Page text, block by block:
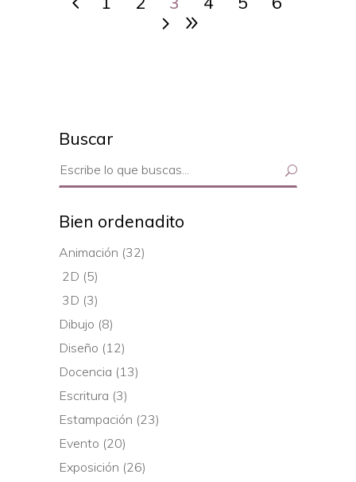
Buscar
Search
for:
Bien ordenadito
Animación (32)
2D (5)
3D (3)
Dibujo (8)
Diseño (12)
Docencia (13)
Escritura (3)
Estampación (23)
Evento (20)
Exposición (26)